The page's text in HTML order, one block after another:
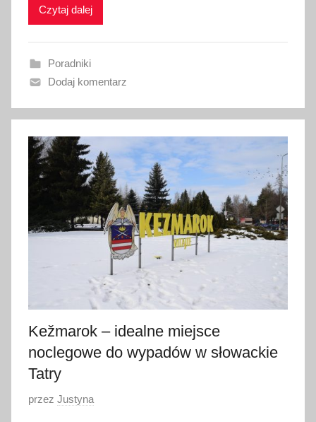
a
n
9
l
o
8
Czytaj dalej
Poradniki
Dodaj komentarz
Kežmarok – idealne miejsce
noclegowe do wypadów w słowackie
Tatry
O
przez Justyna